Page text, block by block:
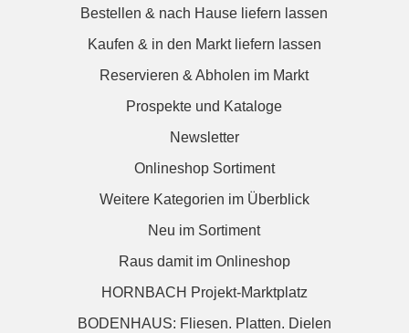
Bestellen & nach Hause liefern lassen
Kaufen & in den Markt liefern lassen
Reservieren & Abholen im Markt
Prospekte und Kataloge
Newsletter
Onlineshop Sortiment
Weitere Kategorien im Überblick
Neu im Sortiment
Raus damit im Onlineshop
HORNBACH Projekt-Marktplatz
BODENHAUS: Fliesen. Platten. Dielen